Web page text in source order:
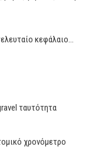
κεφάλαιο…
ταυτότητα
χρονόμετρο